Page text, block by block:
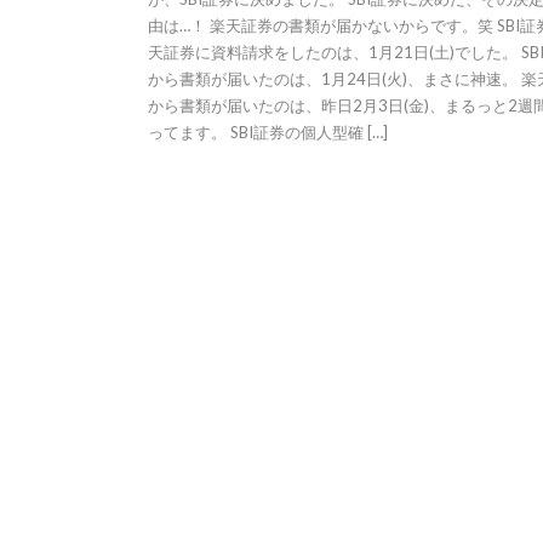
由は…！ 楽天証券の書類が届かないからです。笑 SBI証
天証券に資料請求をしたのは、1月21日(土)でした。
から書類が届いたのは、1月24日(火)、まさに神速。 楽
から書類が届いたのは、昨日2月3日(金)、まるっと2週
ってます。 SBI証券の個人型確 […]